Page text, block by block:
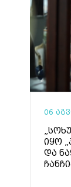
06
იყო
და